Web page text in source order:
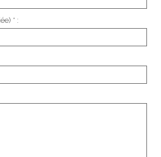
* :